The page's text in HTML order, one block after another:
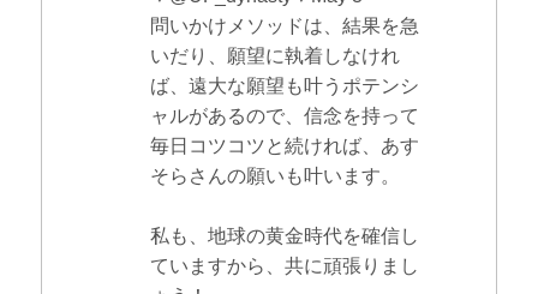
問いかけメソッドは、結果を急
いだり、願望に執着しなけれ
ば、遠大な願望も叶うポテンシ
ャルがあるので、信念を持って
毎日コツコツと続ければ、あす
そらさんの願いも叶います。
私も、地球の黄金時代を確信し
ていますから、共に頑張りまし